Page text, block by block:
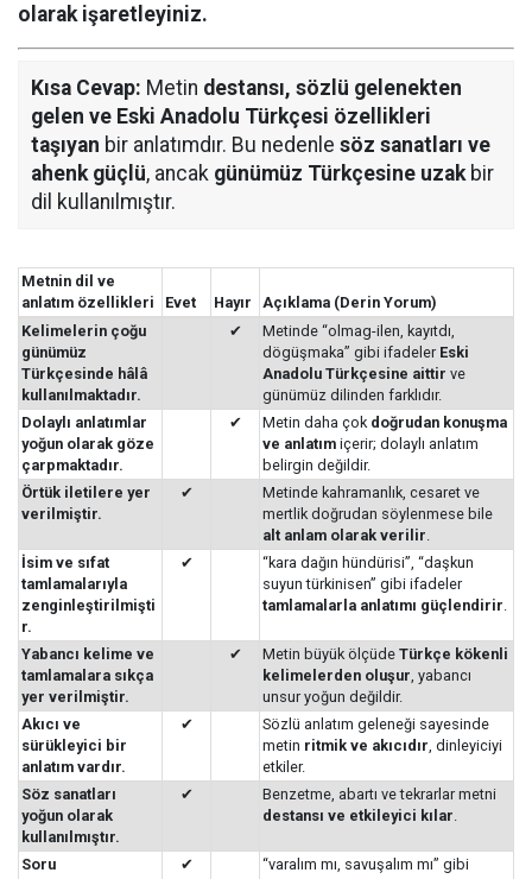
olarak işaretleyiniz.
Kısa Cevap: Metin destansı, sözlü gelenekten
gelen ve Eski Anadolu Türkçesi özellikleri
taşıyan bir anlatımdır. Bu nedenle söz sanatları ve
ahenk güçlü, ancak günümüz Türkçesine uzak bir
dil kullanılmıştır.
Metnin dil ve
anlatım özellikleri
Evet Hayır
Açıklama (Derin Yorum)
Kelimelerin çoğu
günümüz
Türkçesinde hâlâ
kullanılmaktadır.
✔
Metinde “olmag-ilen, kayıtdı,
dögüşmaka” gibi ifadeler Eski
Anadolu Türkçesine aittir ve
günümüz dilinden farklıdır.
Dolaylı anlatımlar
yoğun olarak göze
çarpmaktadır.
✔ Metin daha çok doğrudan konuşma
ve anlatım içerir; dolaylı anlatım
belirgin değildir.
Örtük iletilere yer
verilmiştir.
✔
Metinde kahramanlık, cesaret ve
mertlik doğrudan söylenmese bile
alt anlam olarak verilir
İsim ve sıfat
tamlamalarıyla
zenginleştirilmişti
r.
✔
“kara dağın hündürisi”, “daşkun
suyun türkinisen” gibi ifadeler
tamlamalarla anlatımı güçlendirir
Yabancı kelime ve
tamlamalara sıkça
yer verilmiştir.
✔ Metin büyük ölçüde Türkçe kökenli
kelimelerden oluşur , yabancı
unsur yoğun değildir.
Akıcı ve
sürükleyici bir
anlatım vardır.
✔
Sözlü anlatım geleneği sayesinde
metin ritmik ve akıcıdır , dinleyiciyi
etkiler.
Söz sanatları
yoğun olarak
kullanılmıştır.
✔
Benzetme, abartı ve tekrarlar metni
destansı ve etkileyici kılar
Soru
✔
“varalım mı, savuşalım mı” gibi